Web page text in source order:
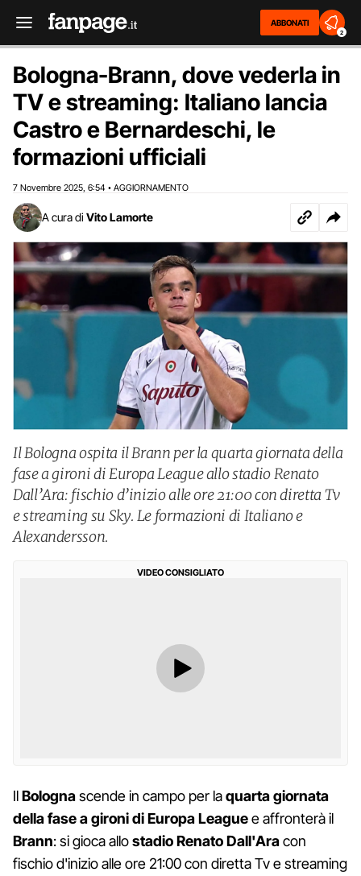
ABBONATI
2
Bologna-Brann, dove vederla in
TV e streaming: Italiano lancia
Castro e Bernardeschi, le
formazioni ufficiali
7 Novembre 2025 6:54 • AGGIORNAMENTO
A cura di Vito Lamorte
Il Bologna ospita il Brann per la quarta giornata della
fase a gironi di Europa League allo stadio Renato
Dall’Ara: fischio d’inizio alle ore 21:00 con diretta Tv
e streaming su Sky. Le formazioni di Italiano e
Alexandersson.
VIDEO CONSIGLIATO
IlBolognascende in campo per laquarta giornata
della fase a gironi di Europa Leaguee affronterà il
Brann: si gioca allostadio Renato Dall'Aracon
fischio d'inizio alle ore 21:00 con diretta Tv e streaming